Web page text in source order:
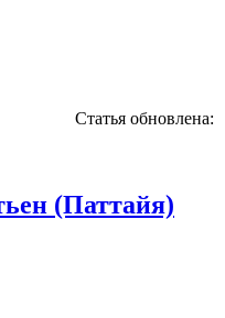
Статья обновлена:
(Паттайя)